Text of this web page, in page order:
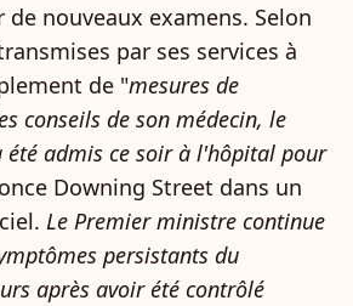
de nouveaux examens. Selon
par ses services à
de "mesures de
conseils de son médecin, le
admis ce soir à l'hôpital pour
Downing Street dans un
Le Premier ministre continue
persistants du
après avoir été contrôlé